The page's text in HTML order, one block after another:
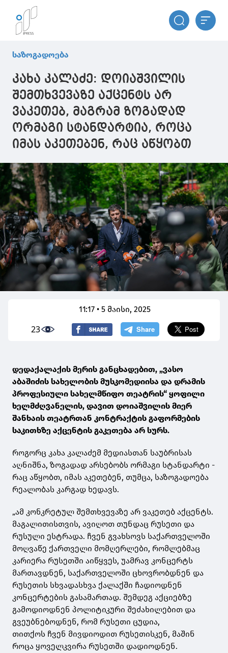
საზოგადოება
კახა კალაძე: დოიაშვილის
შემთხვევაზე აქცენტს არ
ვაკეთებ, მაგრამ ზოგადად
ორმაგი სტანდარტია, როცა
იმას აკეთებენ, რაც აწყობთ
11:17 • 5 მაისი, 2025
23
დედაქალაქის მერის განცხადებით, „ვასო
აბაშიძის სახელობის მუსკომედიისა და დრამის
პროფესიული სახელმწიფო თეატრის“ ყოფილი
ხელმძღვანელის, დავით დოიაშვილის მიერ
შანხაის თეატრთან კონტრაქტის გაფორმების
საკითხზე აქცენტის გაკეთება არ სურს.
როგორც კახა კალაძემ მედიასთან საუბრისას
აღნიშნა, ზოგადად არსებობს ორმაგი სტანდარტი -
რაც აწყობთ, იმას აკეთებენ, თუმცა, საზოგადოება
რეალობას კარგად ხედავს.
„ამ კონკრეტულ შემთხვევაზე არ ვაკეთებ აქცენტს.
მაგალითისთვის, ავიღოთ თუნდაც რუსეთი და
რუსული ესტრადა. ჩვენ გვახსოვს საქართველოში
მოღვაწე ქართველი მომღერლები, რომლებმაც
კარიერა რუსეთში აიწყვეს, უამრავ კონცერტს
მართავდნენ, საქართველოში ცხოვრობდნენ და
რუსეთის სხვადასხვა ქალაქში ჩადიოდნენ
კონცერტების გასამართად. შემდეგ აქციებზე
გამოდიოდნენ პოლიტიკური შეძახილებით და
გვეუბნებოდნენ, რომ რუსეთი ცუდია,
თითქოს ჩვენ მივდიოდით რუსეთისკენ, მაშინ
როცა ყოველკვირა რუსეთში დადიოდნენ.